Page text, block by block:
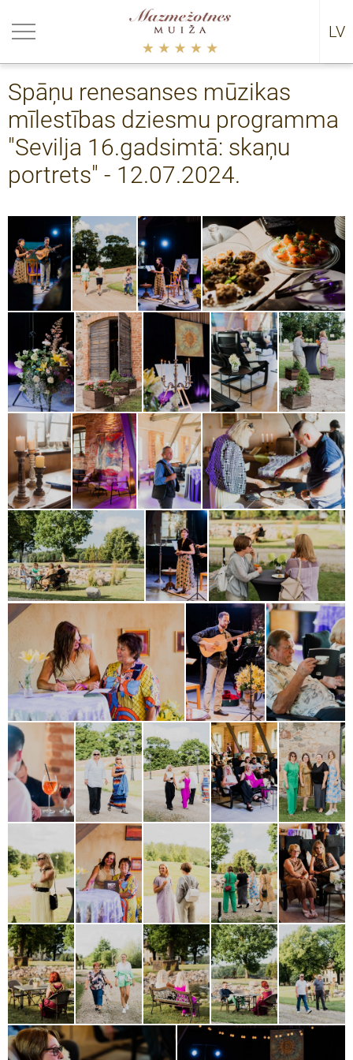
LV
RU
Spāņu renesanses mūzikas
mīlestības dziesmu programma
"Sevilja 16.gadsimtā: skaņu
portrets" - 12.07.2024.
pasākumi
arhīvs 2021-
arhīvs 2016-2021
- 2016
politika